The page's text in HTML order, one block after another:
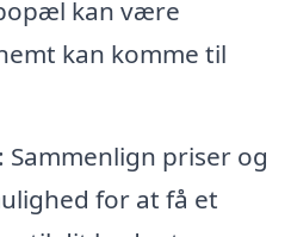
kan være
kan komme til
priser og
for at få et